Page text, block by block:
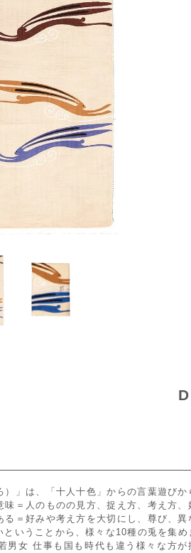
）」は、「十人十色」からの言葉遊びか
＝人のものの見方、捉え方、考え方、
＝好みや考え方を大切にし、尊び、異
いうことから、様々な10種の兎を集め
男女 仕事も国も時代も違う様々な方が